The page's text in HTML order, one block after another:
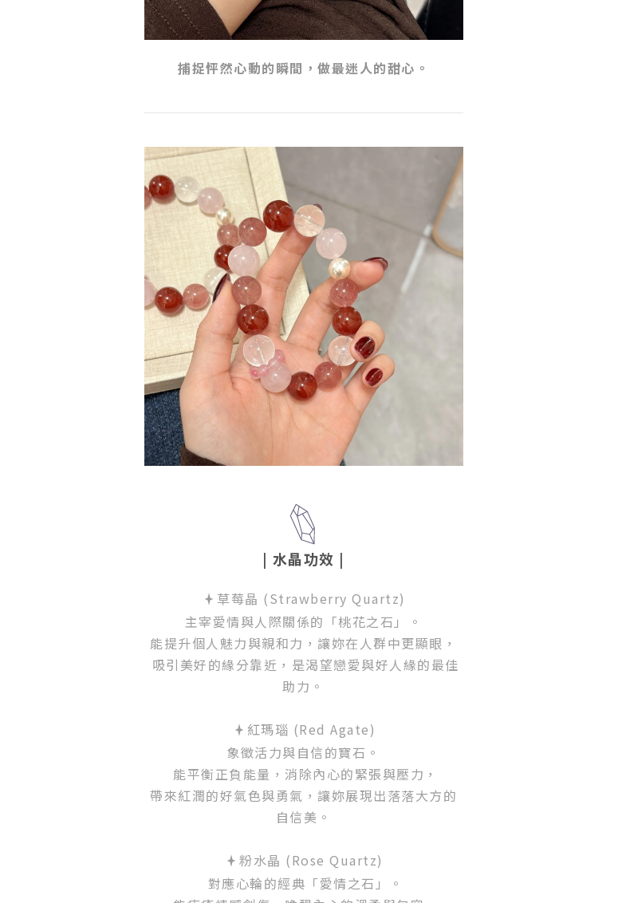
捕捉怦然心動的瞬間，做最迷人的甜心。
| 水晶功效 |
草莓晶 (Strawberry Quartz)
主宰愛情與人際關係的「桃花之石」。
能提升個人魅力與親和力，讓妳在人群中更顯眼，
吸引美好的緣分靠近，是渴望戀愛與好人緣的最佳
助力。
紅瑪瑙 (Red Agate)
象徵活力與自信的寶石。
能平衡正負能量，消除內心的緊張與壓力，
帶來紅潤的好氣色與勇氣，讓妳展現出落落大方的
自信美。
粉水晶 (Rose Quartz)
對應心輪的經典「愛情之石」。